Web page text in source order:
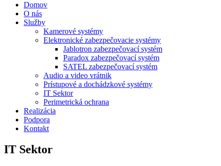
Domov
O nás
Služby
Kamerové systémy
Elektronické zabezpečovacie systémy
Jablotron zabezpečovací systém
Paradox zabezpečovací systém
SATEL zabezpečovací systém
Audio a video vrátnik
Prístupové a dochádzkové systémy
IT Sektor
Perimetrická ochrana
Realizácia
Podpora
Kontakt
IT Sektor